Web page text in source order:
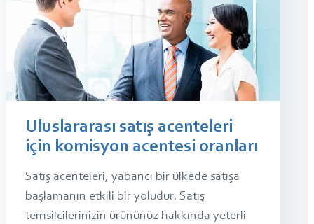
Uluslararası satış acenteleri
için komisyon acentesi oranları
Satış acenteleri, yabancı bir ülkede satışa
başlamanın etkili bir yoludur. Satış
temsilcilerinizin ürününüz hakkında yeterli